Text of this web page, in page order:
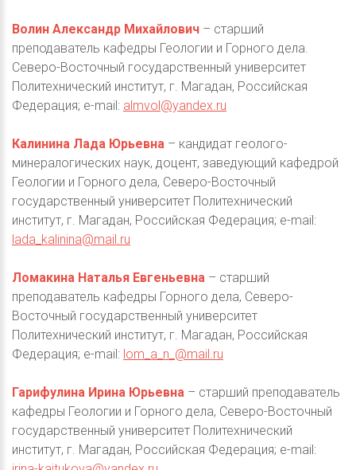
Волин Александр Михайлович – старший
преподаватель кафедры Геологии и Горного дела.
Северо-Восточный государственный университет
Политехнический институт, г. Магадан, Российская
Федерация; е-mail: almvol@yandex.ru
Калинина Лада Юрьевна – кандидат геолого-
минералогических наук, доцент, заведующий кафедрой
Геологии и Горного дела, Северо-Восточный
государственный университет Политехнический
институт, г. Магадан, Российская Федерация; е-mail:
lada_kalinina@mail.ru
Ломакина Наталья Евгеньевна – старший
преподаватель кафедры Горного дела, Северо-
Восточный государственный университет
Политехнический институт, г. Магадан, Российская
Федерация; е-mail: lom_a_n_@mail.ru
Гарифулина Ирина Юрьевна – старший преподаватель
кафедры Геологии и Горного дела, Северо-Восточный
государственный университет Политехнический
институт, г. Магадан, Российская Федерация; е-mail: